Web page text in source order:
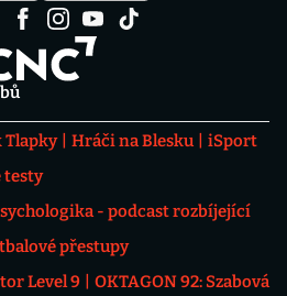
Tlapky Hráči na Blesku
iSport
testy
- podcast rozbíjející
přestupy
Level 9
OKTAGON 92: Szabová